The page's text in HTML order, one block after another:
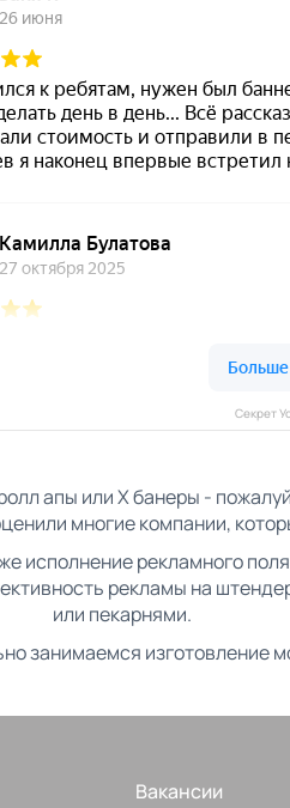
Секрет
апы или Х банеры -
многие компании,
исполнение рекламного
рекламы на
или пекарнями.
занимаемся изготовление
Вакансии